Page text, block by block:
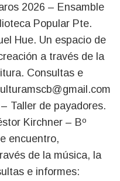
2026 – Ensamble
Popular Pte.
Hue. Un espacio de
a través de la
Consultas e
Taller de payadores.
Kirchner – Bº
encuentro,
de la música, la
e informes: